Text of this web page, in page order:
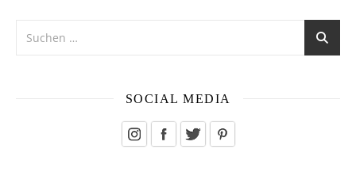
SOCIAL MEDIA